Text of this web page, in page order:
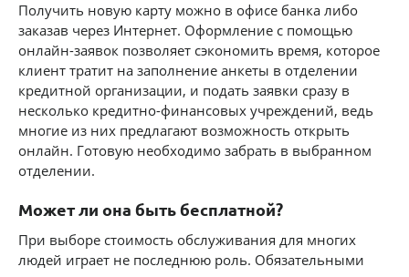
Получить новую карту можно в офисе банка либо
заказав через Интернет. Оформление с помощью
онлайн-заявок позволяет сэкономить время, которое
клиент тратит на заполнение анкеты в отделении
кредитной организации, и подать заявки сразу в
несколько кредитно-финансовых учреждений, ведь
многие из них предлагают возможность открыть
онлайн. Готовую необходимо забрать в выбранном
отделении.
Может ли она быть бесплатной?
При выборе стоимость обслуживания для многих
людей играет не последнюю роль. Обязательными